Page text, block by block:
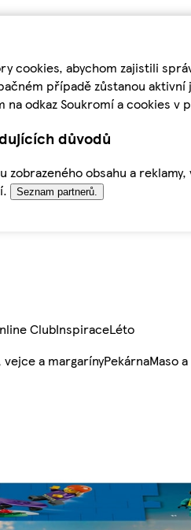
cookies, abychom zajistili
případě zůstanou
na odkaz Soukromí a cookies v
důvodů
obsahu a
Seznam partnerů.
ClubInspiraceLéto
vejce a margarínyPekárnaMaso